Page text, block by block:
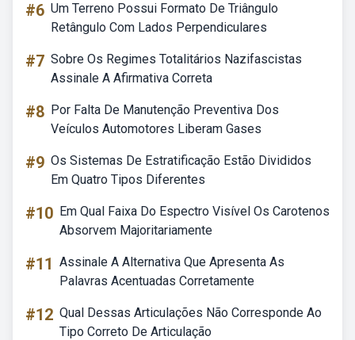
#6 Um Terreno Possui Formato De Triângulo
Retângulo Com Lados Perpendiculares
#7 Sobre Os Regimes Totalitários Nazifascistas
Assinale A Afirmativa Correta
#8 Por Falta De Manutenção Preventiva Dos
Veículos Automotores Liberam Gases
#9 Os Sistemas De Estratificação Estão Divididos
Em Quatro Tipos Diferentes
#10 Em Qual Faixa Do Espectro Visível Os Carotenos
Absorvem Majoritariamente
#11 Assinale A Alternativa Que Apresenta As
Palavras Acentuadas Corretamente
#12 Qual Dessas Articulações Não Corresponde Ao
Tipo Correto De Articulação